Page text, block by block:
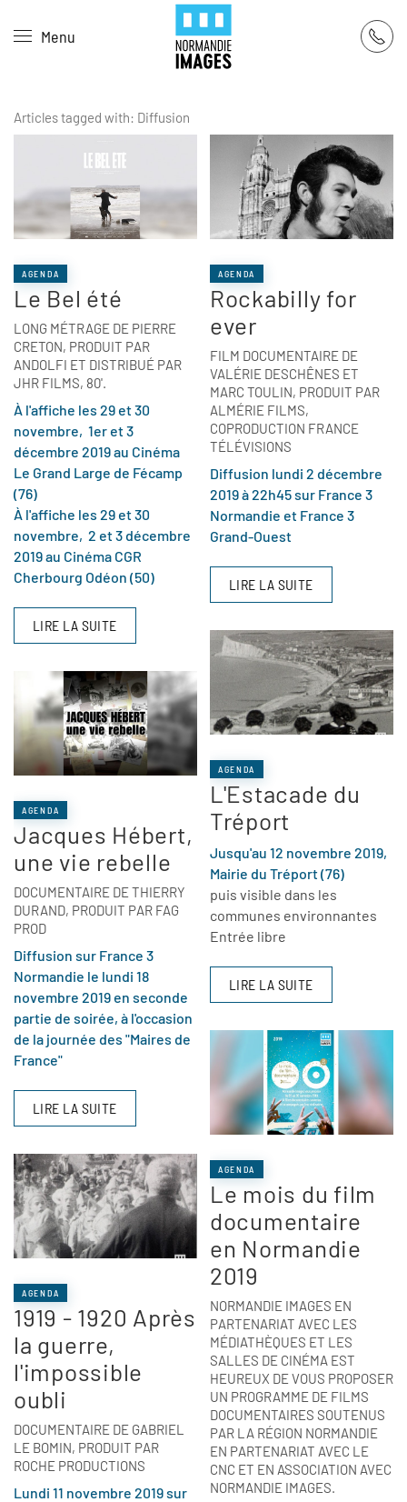
Skip to main content
Menu
Articles tagged with: Diffusion
AGENDA
Le Bel été
LONG MÉTRAGE DE PIERRE
CRETON, PRODUIT PAR
ANDOLFI ET DISTRIBUÉ PAR
JHR FILMS, 80'.
À l'affiche les 29 et 30
novembre, 1er et 3
décembre 2019 au Cinéma
Le Grand Large de Fécamp
(76)
À l'affiche les 29 et 30
novembre, 2 et 3 décembre
2019 au Cinéma CGR
Cherbourg Odéon (50)
LIRE LA SUITE
AGENDA
Jacques Hébert,
une vie rebelle
DOCUMENTAIRE DE THIERRY
DURAND, PRODUIT PAR FAG
PROD
Diffusion sur France 3
Normandie le lundi 18
novembre 2019 en seconde
partie de soirée, à l'occasion
de la journée des "Maires de
France"
LIRE LA SUITE
AGENDA
1919 - 1920 Après
la guerre,
l'impossible
oubli
DOCUMENTAIRE DE GABRIEL
LE BOMIN, PRODUIT PAR
ROCHE PRODUCTIONS
Lundi 11 novembre 2019 sur
AGENDA
Rockabilly for
ever
FILM DOCUMENTAIRE DE
VALÉRIE DESCHÊNES ET
MARC TOULIN, PRODUIT PAR
ALMÉRIE FILMS,
COPRODUCTION FRANCE
TÉLÉVISIONS
Diffusion lundi 2 décembre
2019 à 22h45 sur France 3
Normandie et France 3
Grand-Ouest
LIRE LA SUITE
AGENDA
L'Estacade du
Tréport
Jusqu'au 12 novembre 2019,
Mairie du Tréport (76)
puis visible dans les
communes environnantes
Entrée libre
LIRE LA SUITE
AGENDA
Le mois du film
documentaire
en Normandie
2019
NORMANDIE IMAGES EN
PARTENARIAT AVEC LES
MÉDIATHÈQUES ET LES
SALLES DE CINÉMA EST
HEUREUX DE VOUS PROPOSER
UN PROGRAMME DE FILMS
DOCUMENTAIRES SOUTENUS
PAR LA RÉGION NORMANDIE
EN PARTENARIAT AVEC LE
CNC ET EN ASSOCIATION AVEC
NORMANDIE IMAGES.
Panneau de gestion des cookies